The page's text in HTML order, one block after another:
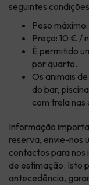
seguintes
Peso
Preço: 10 € /
É permitido
por quarto.
Os animais
do bar,
com trela nas
Informação
reserva, envie-nos
contactos para nos
de estimação. Isto
antecedência,